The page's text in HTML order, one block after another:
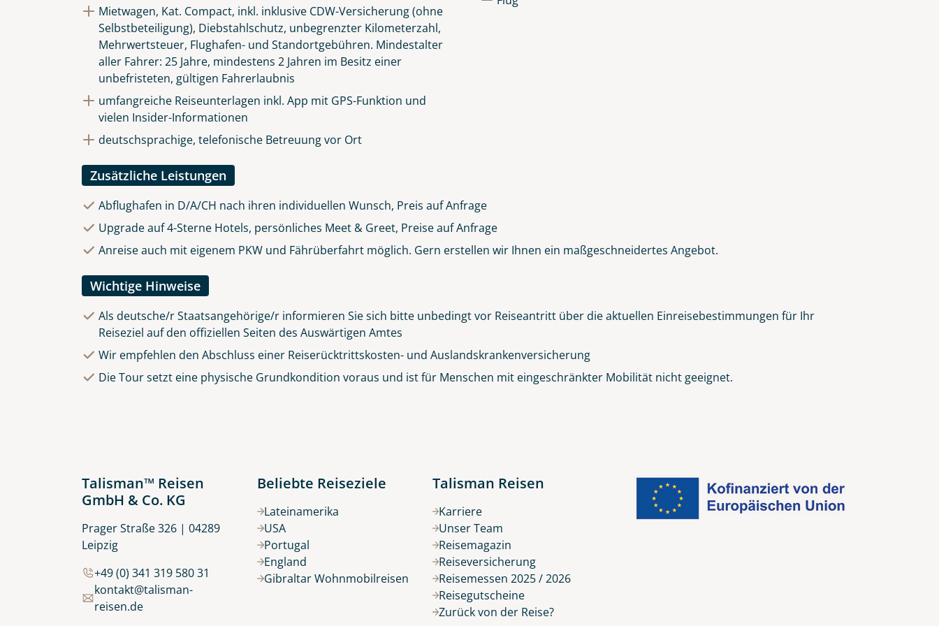
© Big Smoke Studio
Mietwagen, Kat. Compact, inkl. inklusive CDW-Versicherung (ohne
Selbstbeteiligung), Diebstahlschutz, unbegrenzter Kilometerzahl,
Mehrwertsteuer, Flughafen- und Standortgebühren. Mindestalter
aller Fahrer: 25 Jahre, mindestens 2 Jahren im Besitz einer
unbefristeten, gültigen Fahrerlaubnis
umfangreiche Reiseunterlagen inkl. App mit GPS-Funktion und
vielen Insider-Informationen
deutschsprachige, telefonische Betreuung vor Ort
Zusätzliche Leistungen
Abflughafen in D/A/CH nach ihren individuellen Wunsch, Preis auf Anfrage
Upgrade auf 4-Sterne Hotels, persönliches Meet & Greet, Preise auf Anfrage
Anreise auch mit eigenem PKW und Fährüberfahrt möglich. Gern erstellen wir Ihnen ein maßgeschneidertes Angebot.
Wichtige Hinweise
Als deutsche/r Staatsangehörige/r informieren Sie sich bitte unbedingt vor Reiseantritt über die aktuellen Einreisebestimmungen für Ihr
Reiseziel auf den offiziellen Seiten des Auswärtigen Amtes
Wir empfehlen den Abschluss einer Reiserücktrittskosten- und Auslandskrankenversicherung
Die Tour setzt eine physische Grundkondition voraus und ist für Menschen mit eingeschränkter Mobilität nicht geeignet.
Talisman™ Reisen
GmbH & Co. KG
Prager Straße 326 | 04289
Leipzig
+49 (0) 341 319 580 31
kontakt@talisman-
reisen.de
Beliebte Reiseziele
Lateinamerika
USA
Portugal
England
Gibraltar Wohnmobilreisen
Talisman Reisen
Karriere
Unser Team
Reisemagazin
Reiseversicherung
Reisemessen 2025 / 2026
Reisegutscheine
Zurück von der Reise?